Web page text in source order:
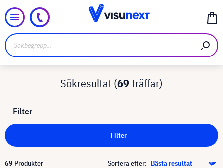
Sökresultat (69träffar)
Filter
Filter
69 Produkter Sortera efter: